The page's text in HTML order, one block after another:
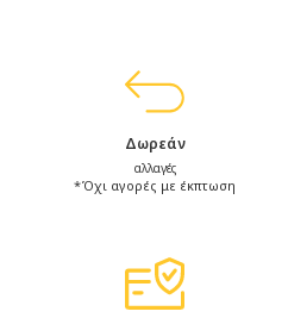
Δωρεάν
αλλαγές
*Όχι αγορές με έκπτωση